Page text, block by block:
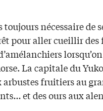
toujours nécessaire de
pour aller cueillir des
La capitale du
fruitiers au
et des ours aux